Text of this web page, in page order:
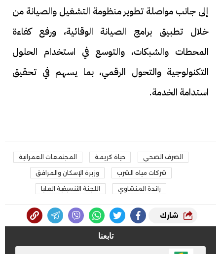
إلى جانب مواصلة تطوير منظومة التشغيل والصيانة من
خلال تطبيق برامج الصيانة الوقائية، ورفع كفاءة
المحطات والشبكات، والتوسع في استخدام الحلول
التكنولوجية والتحول الرقمي، بما يسهم في تحقيق
استدامة الخدمة.
الصرف الصحي حياة كريمة المجتمعات العمرانية
شركات مياه الشرب وزيرة الإسكان والمرافق
راندة المنشاوي اللجنة التنسيقية العليا
شارك
تابعنا